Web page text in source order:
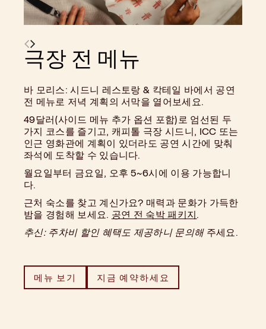
극장 전 메뉴
바 모리스: 시드니 레스토랑 & 칵테일 바에서 공연
전 메뉴로 저녁 계획의 서막을 열어보세요.
49달러(사이드 메뉴 추가 옵션 포함)로 엄선된 두
가지 코스를 즐기고, 캐피톨 극장 시드니, ICC 또는
인근 영화관에 계획이 있더라도 공연 시간에 맞춰
좌석에 도착할 수 있습니다.
월요일부터 금요일, 오후 5~6시에 이용 가능합니
다.
근처 숙소를 찾고 계신가요? 매력과 문화가 가득한
밤을 경험해 보세요. 공연 전 숙박 패키지.
추신: 주차비 할인 혜택도 제공하니 문의해주세요.
메뉴 보기 지금 예약하세요